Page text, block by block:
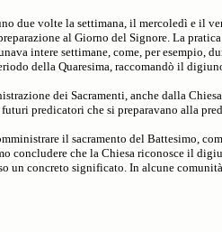
due volte la settimana, il mercoledì e il
al Giorno del Signore. La
intere settimane, come, per esempio,
della Quaresima, raccomandò il
dei Sacramenti, anche dalla
predicatori che si preparavano alla
il sacramento del Battesimo,
concludere che la Chiesa riconosce il
un concreto significato. In alcune